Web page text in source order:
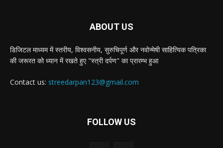
ABOUT US
डिजिटल माध्यम में स्तरीय, विश्वसनीय, सुरुचिपूर्ण और नवोन्मेषी साहित्यिक पत्रिका
की जरूरत को ध्यान में रखते हुए "स्त्री दर्पण" का प्रारम्भ हुआ
Contact us: streedarpan123@gmail.com
FOLLOW US